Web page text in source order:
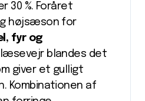
30 %. Foråret
højsæson for
fyr og
blandes det
giver et gulligt
Kombinationen af